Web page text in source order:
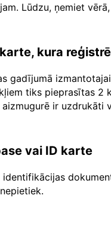
Lūdzu, ņemiet
kura
gadījumā
tiks pieprasītas 2
ir uzdrukāti
vai ID karte
identifikācijas